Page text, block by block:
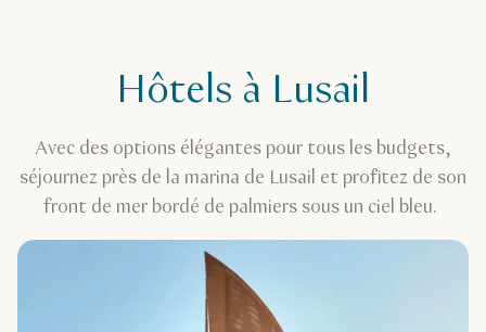
Hôtels à Lusail
Avec des options élégantes pour tous les budgets,
séjournez près de la marina de Lusail et profitez de son
front de mer bordé de palmiers sous un ciel bleu.